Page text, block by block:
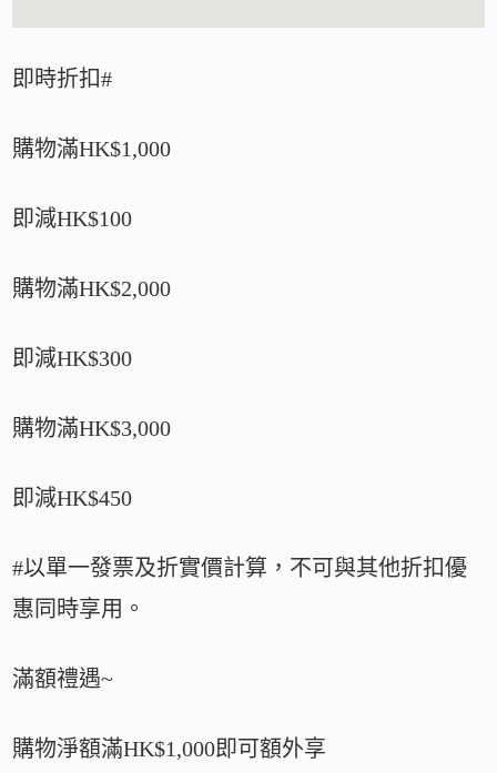
即時折扣#
購物滿HK$1,000
即減HK$100
購物滿HK$2,000
即減HK$300
購物滿HK$3,000
即減HK$450
#以單一發票及折實價計算，不可與其他折扣優
惠同時享用。
滿額禮遇~
購物淨額滿HK$1,000即可額外享